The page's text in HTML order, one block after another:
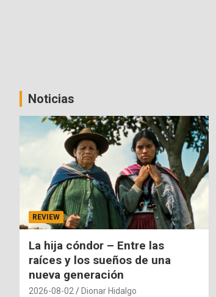
Noticias
REVIEW
La hija cóndor – Entre las
raíces y los sueños de una
nueva generación
2026-08-02 Dionar Hidalgo